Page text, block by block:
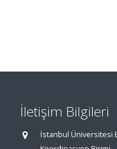
İletişim Bilgileri
İstanbul Üniversitesi